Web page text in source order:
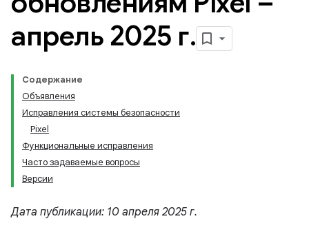
апрель 2025 г.
Содержание
Объявления
Исправления системы безопасности
Pixel
Функциональные исправления
Часто задаваемые вопросы
Версии
Дата публикации: 10 апреля 2025 г.